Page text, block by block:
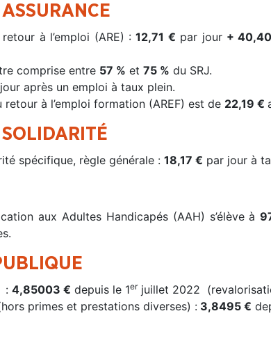
à l’emploi (ARE) :12,71 € par jour +
comprise entre 57 % et 75 % du SRJ.
après un emploi à taux plein.
retour à l’emploi formation (AREF) est de 22,19 €
spécifique, règle générale : 18,17 € par jour à
aux Adultes Handicapés (AAH) s’élève à
: 4,85003 € depuis le 1erjuillet 2022
primes et prestations diverses) : 3,8495 €